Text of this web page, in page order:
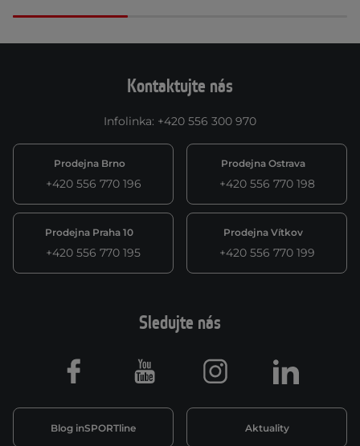
Kontaktujte nás
Infolinka: +420 556 300 970
Prodejna Brno
+420 556 770 196
Prodejna Ostrava
+420 556 770 198
Prodejna Praha 10
+420 556 770 195
Prodejna Vítkov
+420 556 770 199
Sledujte nás
Blog inSPORTline Aktuality
Facebook Youtube Instagram LinkedIn